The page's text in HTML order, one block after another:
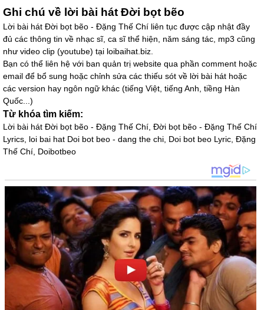
Ghi chú về lời bài hát Đời bọt bẽo
Lời bài hát Đời bọt bẽo - Đặng Thế Chí liên tục được cập nhật đầy
đủ các thông tin về nhạc sĩ, ca sĩ thể hiện, năm sáng tác, mp3 cũng
như video clip (youtube) tại loibaihat.biz.
Bạn có thể liên hệ với ban quản trị website qua phần comment hoặc
email để bổ sung hoặc chỉnh sửa các thiếu sót về lời bài hát hoặc
các version hay ngôn ngữ khác (tiếng Việt, tiếng Anh, tiềng Hàn
Quốc...)
Từ khóa tìm kiếm:
Lời bài hát Đời bọt bẽo - Đặng Thế Chí, Đời bọt bẽo - Đặng Thế Chí
Lyrics, loi bai hat Doi bot beo - dang the chi, Doi bot beo Lyric, Đặng
Thế Chí, Doibotbeo